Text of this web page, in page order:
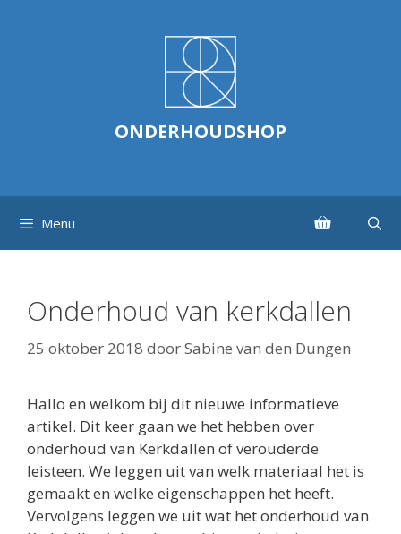
ONDERHOUDSHOP
Menu
Onderhoud van kerkdallen
25 oktober 2018 doorSabine van den Dungen
Hallo en welkom bij dit nieuwe informatieve
artikel. Dit keer gaan we het hebben over
onderhoud van Kerkdallen of verouderde
leisteen. We leggen uit van welk materiaal het is
gemaakt en welke eigenschappen het heeft.
Vervolgens leggen we uit wat het onderhoud van